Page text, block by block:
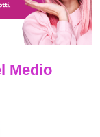
Medio